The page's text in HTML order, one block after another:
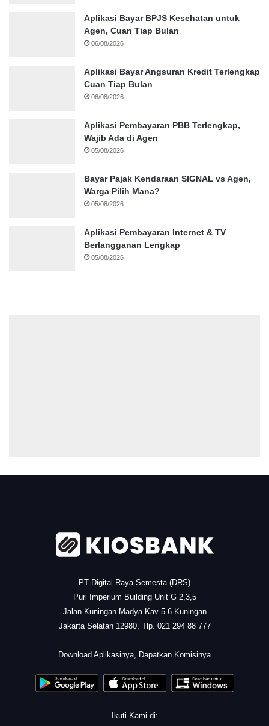
Aplikasi Bayar BPJS Kesehatan untuk
Agen, Cuan Tiap Bulan
06/08/2026
Aplikasi Bayar Angsuran Kredit Terlengkap
Cuan Tiap Bulan
06/08/2026
Aplikasi Pembayaran PBB Terlengkap,
Wajib Ada di Agen
05/08/2026
Bayar Pajak Kendaraan SIGNAL vs Agen,
Warga Pilih Mana?
05/08/2026
Aplikasi Pembayaran Internet & TV
Berlangganan Lengkap
05/08/2026
PT Digital Raya Semesta (DRS)
Puri Imperium Building Unit G 2,3,5
Jalan Kuningan Madya Kav 5-6 Kuningan
Jakarta Selatan 12980, Tlp. 021 294 88 777
Download Aplikasinya, Dapatkan Komisinya
Ikuti Kami di: